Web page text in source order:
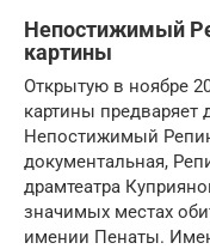
Непостижимый
картины
Открытую в ноябре
картины
Непостижимый
документальная,
драмтеатра
значимых местах
имении Пенаты.